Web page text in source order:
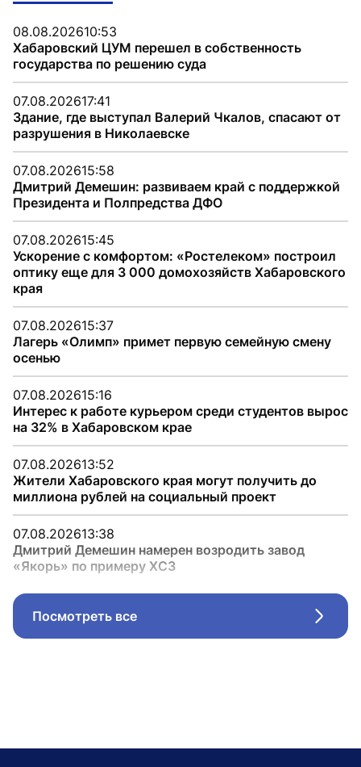
08.08.202610:53
Хабаровский ЦУМ перешел в собственность
государства по решению суда
07.08.202617:41
Здание, где выступал Валерий Чкалов, спасают от
разрушения в Николаевске
07.08.202615:58
Дмитрий Демешин: развиваем край с поддержкой
Президента и Полпредства ДФО
07.08.202615:45
Ускорение с комфортом: «Ростелеком» построил
оптику еще для 3 000 домохозяйств Хабаровского
края
07.08.202615:37
Лагерь «Олимп» примет первую семейную смену
осенью
07.08.202615:16
Интерес к работе курьером среди студентов вырос
на 32% в Хабаровском крае
07.08.202613:52
Жители Хабаровского края могут получить до
миллиона рублей на социальный проект
07.08.202613:38
Дмитрий Демешин намерен возродить завод
«Якорь» по примеру ХСЗ
Посмотреть все